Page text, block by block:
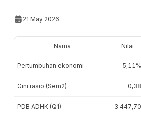
21 May 2026
Nama Nilai
Pertumbuhan ekonomi 5,11%
Gini rasio (Sem2) 0,38
PDB ADHK (Q1) 3.447,70